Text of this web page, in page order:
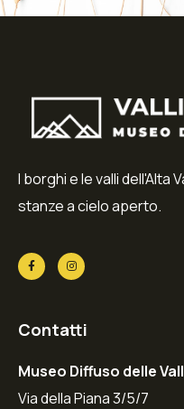
I borghi e le valli dell'Alta
stanze a cielo aperto.
Contatti
Museo Diffuso delle
Via della Piana 3/5/7